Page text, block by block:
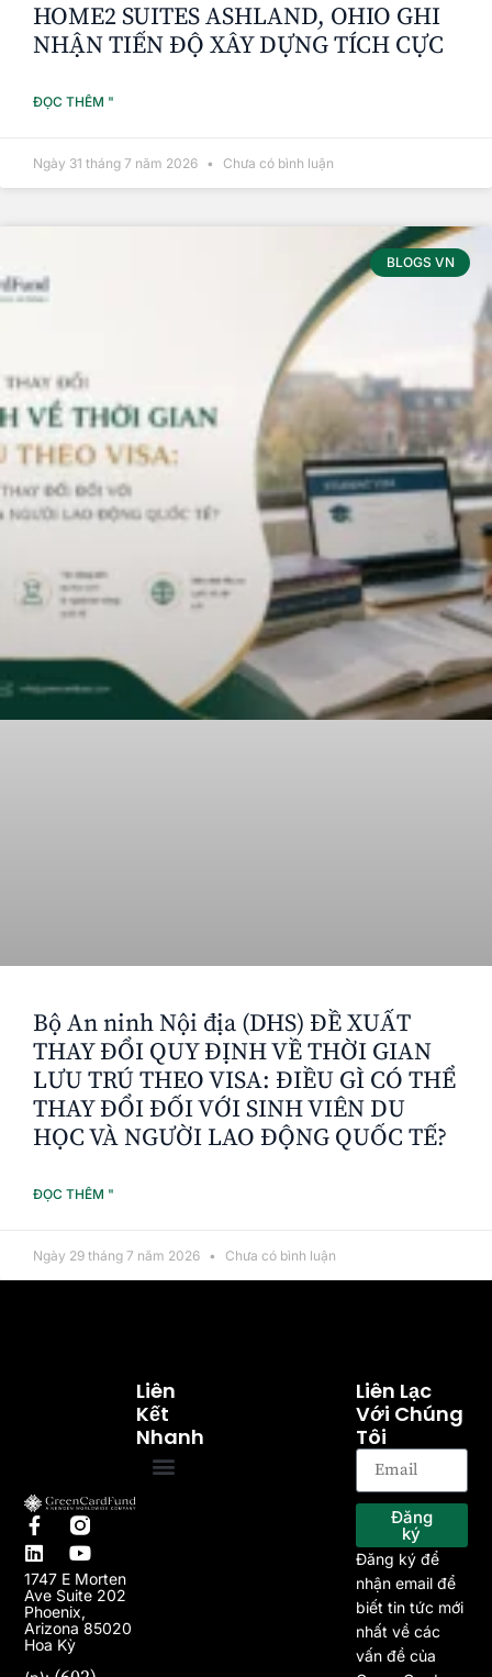
HOME2 SUITES ASHLAND, OHIO GHI
NHẬN TIẾN ĐỘ XÂY DỰNG TÍCH CỰC
ĐỌC THÊM "
Ngày 31 tháng 7 năm 2026 Chưa có bình luận
BLOGS VN
Bộ An ninh Nội địa (DHS) ĐỀ XUẤT
THAY ĐỔI QUY ĐỊNH VỀ THỜI GIAN
LƯU TRÚ THEO VISA: ĐIỀU GÌ CÓ THỂ
THAY ĐỔI ĐỐI VỚI SINH VIÊN DU
HỌC VÀ NGƯỜI LAO ĐỘNG QUỐC TẾ?
ĐỌC THÊM "
Ngày 29 tháng 7 năm 2026 Chưa có bình luận
1747 E Morten
Ave Suite 202
Phoenix,
Arizona 85020
Hoa Kỳ
Liên
Kết
Nhanh
Liên Lạc
Với Chúng
Tôi
Đăng
ký
Đăng ký để
nhận email để
biết tin tức mới
nhất về các
vấn đề của